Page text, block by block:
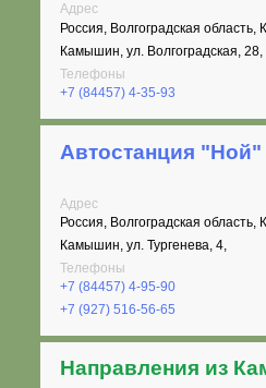
Адрес
Россия, Волгоградская
Камышин, ул. Волгоградская, 28,
Телефоны
+7 (84457) 4-35-93
Автостанция "Ной"
Адрес
Россия, Волгоградская
Камышин, ул. Тургенева, 4,
Телефоны
+7 (84457) 4-95-90
+7 (927) 516-56-65
Направления из